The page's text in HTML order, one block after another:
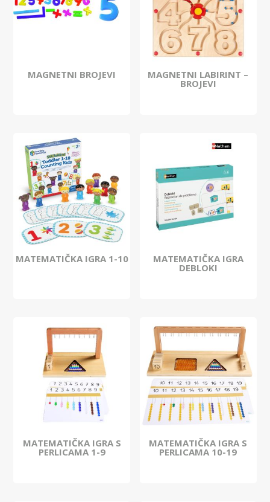
MAGNETNI BROJEVI MAGNETNI LABIRINT –
BROJEVI
MATEMATIČKA IGRA 1-10 MATEMATIČKA IGRA
DEBLOKI
MATEMATIČKA IGRA S
PERLICAMA 1-9
MATEMATIČKA IGRA S
PERLICAMA 10-19